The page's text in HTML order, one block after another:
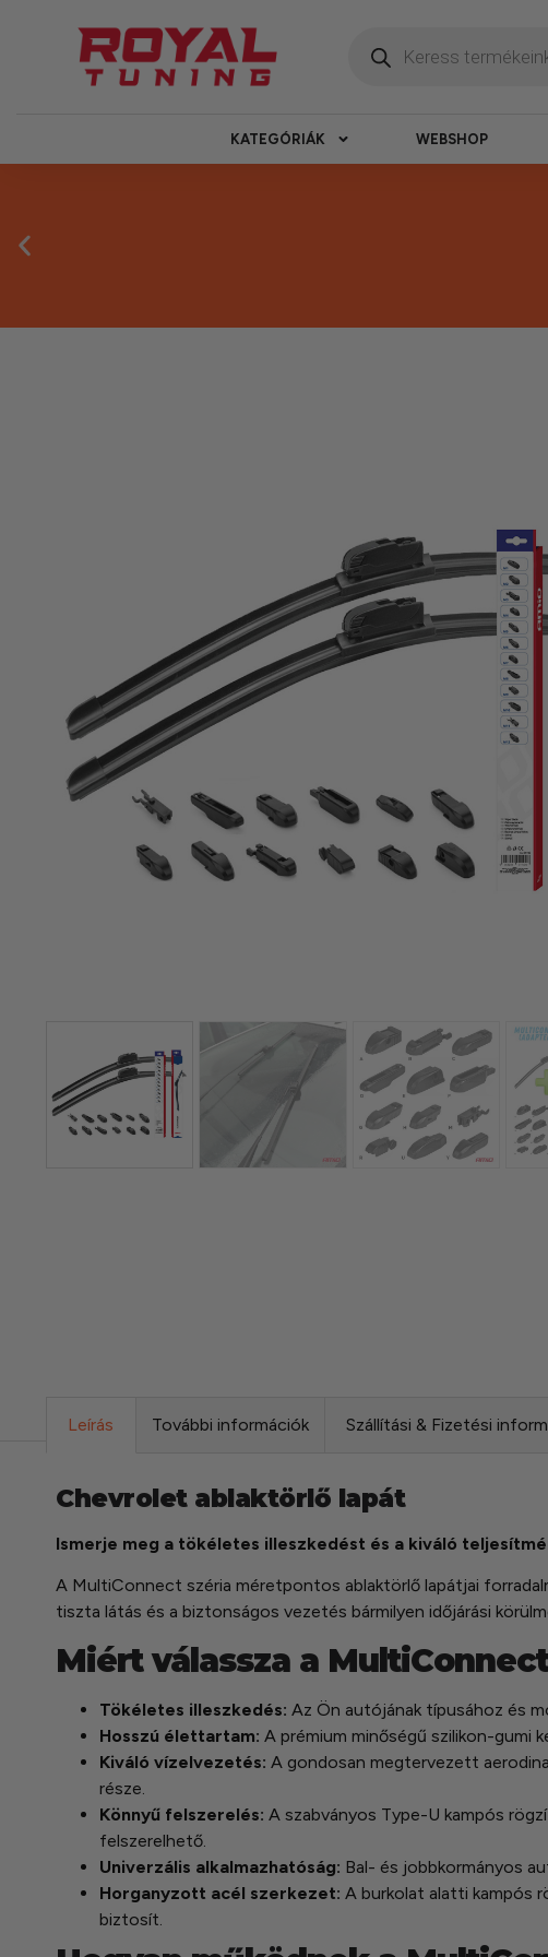
KATEGÓRIÁK WEBSHOP
Gyors rendelésfeldolgozással segítünk, hogy
Leírás További információk Szállítási & Fizetési
Chevrolet ablaktörlő lapát
Ismerje meg a tökéletes illeszkedést és a kiváló
A MultiConnect széria méretpontos ablaktörlő lapátjai
tiszta látás és a biztonságos vezetés bármilyen időjárási
Miért válassza a
Tökéletes illeszkedés: Az Ön autójának típusához és
Hosszú élettartam: A prémium minőségű szilikon-gumi
Kiváló vízelvezetés: A gondosan megtervezett
része.
Könnyű felszerelés: A szabványos Type-U kampós
felszerelhető.
Univerzális alkalmazhatóság: Bal- és jobbkormányos
Horganyzott acél szerkezet: A burkolat alatti kampós
biztosít.